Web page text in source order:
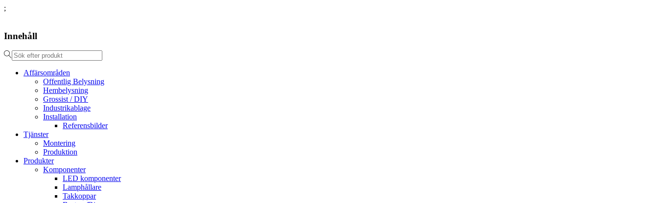
;
Innehåll
Affärsområden
Offentlig Belysning
Hembelysning
Grossist / DIY
Industrikablage
Installation
Referensbilder
Tjänster
Montering
Produktion
Produkter
Komponenter
LED komponenter
Lamphållare
Takkoppar